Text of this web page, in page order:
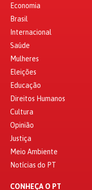
Economia
Brasil
Internacional
Saúde
Mulheres
Eleições
Educação
Direitos Humanos
Cultura
Opinião
Justiça
Meio Ambiente
Notícias do PT
CONHEÇA O PT